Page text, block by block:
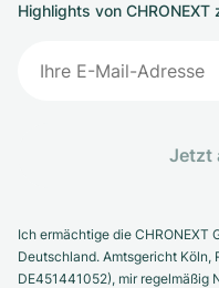
Highlights von CHRONEXT
Jetzt
Ich ermächtige die
Deutschland. Amtsgericht Köln,
DE451441052), mir regelmäßig